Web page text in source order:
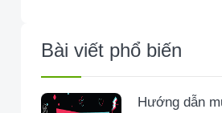
Bài viết phổ biến
Hướng dẫn